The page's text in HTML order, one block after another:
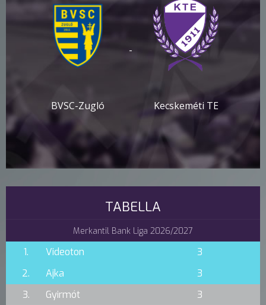
BVSC-Zugló
-
Kecskeméti TE
TABELLA
Merkantil Bank Liga 2026/2027
1. Videoton
3
2.
Ajka
3
3.
Gyirmót
3